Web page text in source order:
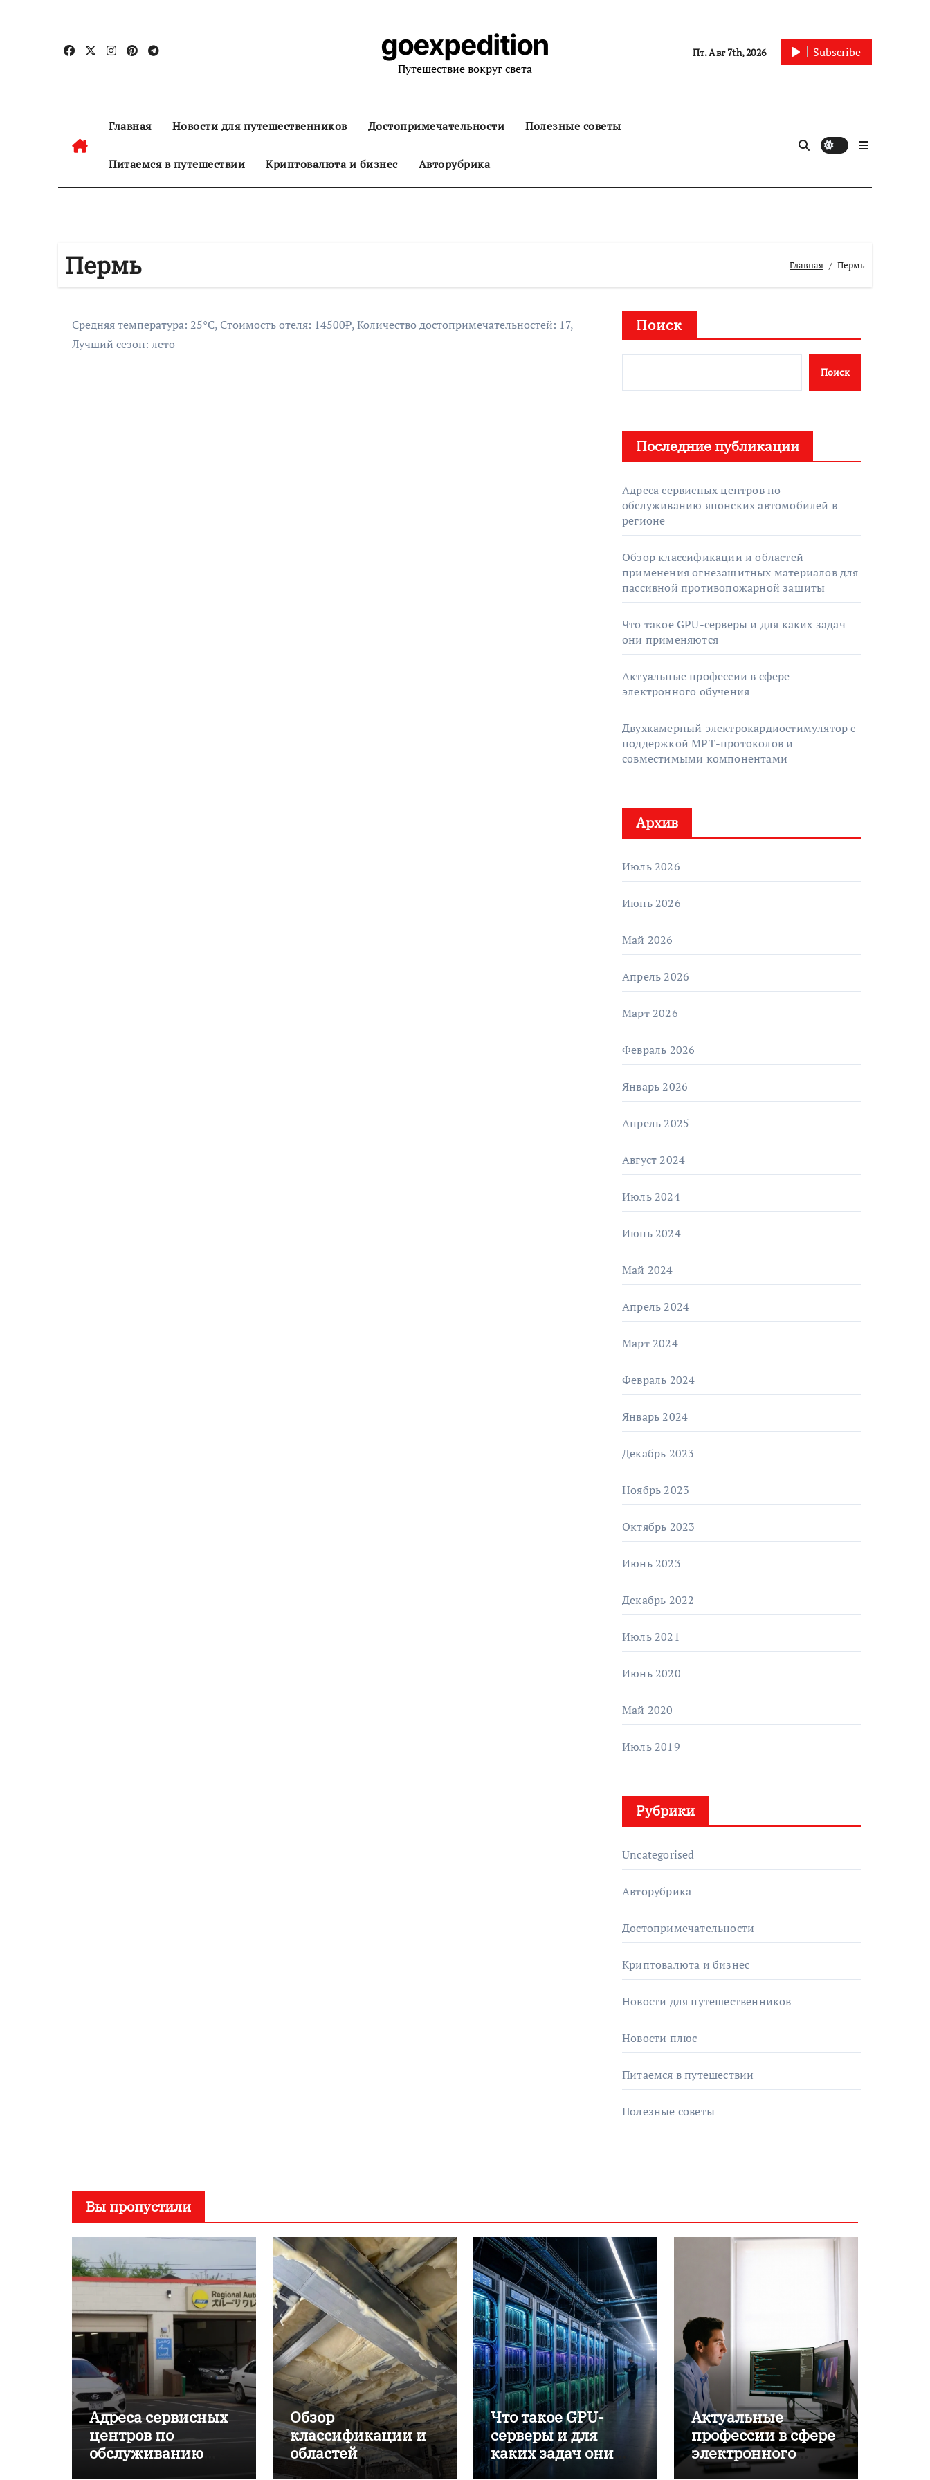
содержанию
goexpedition
Путешествие вокруг света
Пт. Авг 7th, 2026 Subscribe
Главная Новости для путешественников Достопримечательности Полезные советы
Питаемся в путешествии Криптовалюта и бизнес Авторубрика
Пермь Главная Пермь
Средняя температура: 25°C, Стоимость отеля: 14500₽, Количество достопримечательностей: 17,
Лучший сезон: лето
Поиск
Поиск
Последние публикации
Адреса сервисных центров по
обслуживанию японских автомобилей в
регионе
Обзор классификации и областей
применения огнезащитных материалов для
пассивной противопожарной защиты
Что такое GPU-серверы и для каких задач
они применяются
Актуальные профессии в сфере
электронного обучения
Двухкамерный электрокардиостимулятор с
поддержкой МРТ-протоколов и
совместимыми компонентами
Архив
Июль 2026
Июнь 2026
Май 2026
Апрель 2026
Март 2026
Февраль 2026
Январь 2026
Апрель 2025
Август 2024
Июль 2024
Июнь 2024
Май 2024
Апрель 2024
Март 2024
Февраль 2024
Январь 2024
Декабрь 2023
Ноябрь 2023
Октябрь 2023
Июнь 2023
Декабрь 2022
Июль 2021
Июнь 2020
Май 2020
Июль 2019
Рубрики
Uncategorised
Авторубрика
Достопримечательности
Криптовалюта и бизнес
Новости для путешественников
Новости плюс
Питаемся в путешествии
Полезные советы
Вы пропустили
Адреса сервисных
центров по
обслуживанию
Обзор
классификации и
областей
применения
Что такое GPU-
серверы и для
каких задач они
применяются
Актуальные
профессии в сфере
электронного
обучения